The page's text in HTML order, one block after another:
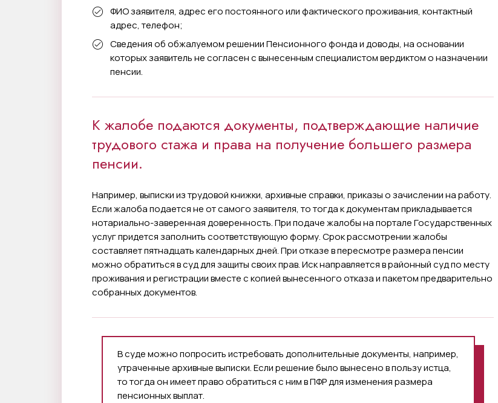
ФИО заявителя, адрес его постоянного или фактического проживания, контактный
адрес, телефон;
Сведения об обжалуемом решении Пенсионного фонда и доводы, на основании
которых заявитель не согласен с вынесенным специалистом вердиктом о назначении
пенсии.
К жалобе подаются документы, подтверждающие наличие
трудового стажа и права на получение большего размера
пенсии.
Например, выписки из трудовой книжки, архивные справки, приказы о зачислении на работу.
Если жалоба подается не от самого заявителя, то тогда к документам прикладывается
нотариально-заверенная доверенность. При подаче жалобы на портале Государственных
услуг придется заполнить соответствующую форму. Срок рассмотрении жалобы
составляет пятнадцать календарных дней. При отказе в пересмотре размера пенсии
можно обратиться в суд для защиты своих прав. Иск направляется в районный суд по месту
проживания и регистрации вместе с копией вынесенного отказа и пакетом предварительно
собранных документов.
В суде можно попросить истребовать дополнительные документы, например,
утраченные архивные выписки. Если решение было вынесено в пользу истца,
то тогда он имеет право обратиться с ним в ПФР для изменения размера
пенсионных выплат.